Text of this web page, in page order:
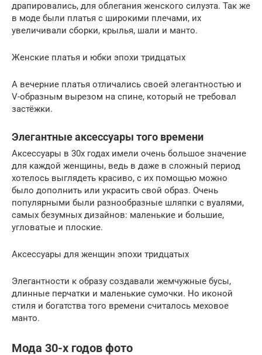
драпировались, для облегания женского силуэта. Так же
в моде были платья с широкими плечами, их
увеличивали сборки, крылья, шали и манто.
Женские платья и юбки эпохи тридцатых
А вечерние платья отличались своей элегантностью и
V-образным вырезом на спине, который не требовал
застёжки.
Элегантные аксессуары того времени
Аксессуары в 30х годах имели очень большое значение
для каждой женщины, ведь в даже в сложный период
хотелось выглядеть красиво, с их помощью можно
было дополнить или украсить свой образ. Очень
популярными были разнообразные шляпки с вуалями,
самых безумных дизайнов: маленькие и большие,
угловатые и плоские.
Аксессуары для женщин эпохи тридцатых
Элегантности к образу создавали жемчужные бусы,
длинные перчатки и маленькие сумочки. Но иконой
стиля и богатства того времени считалось меховое
манто.
Мода 30-х годов фото